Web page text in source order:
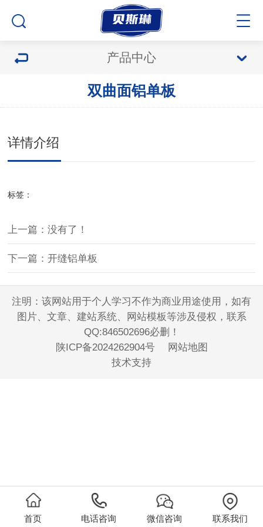
产品中心
双曲面铝单板
详情介绍
标签：
上一篇：没有了！
下一篇：开缝铝单板
注明：该网站用于个人学习不作为商业用途使用，如有
图片、文章、建站系统、网站模板等涉及侵权，联系
QQ:846502696必删！
陕ICP备2024262904号
网站地图
技术支持
首页 电话咨询 微信咨询 联系我们